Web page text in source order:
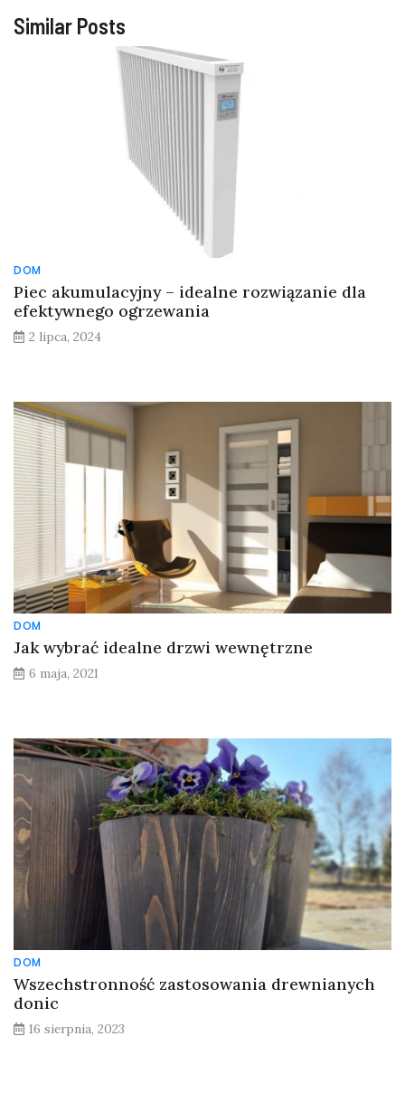
Similar Posts
DOM
Piec akumulacyjny – idealne rozwiązanie dla
efektywnego ogrzewania
2 lipca, 2024
DOM
Jak wybrać idealne drzwi wewnętrzne
6 maja, 2021
DOM
Wszechstronność zastosowania drewnianych
donic
16 sierpnia, 2023